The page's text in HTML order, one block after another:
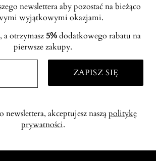
newslettera aby pozostać na bieżąco
wyjątkowymi okazjami.
a otrzymasz 5%dodatkowego rabatu na
pierwsze zakupy.
newslettera, akceptujesz nasząpolitykę
prywatności.